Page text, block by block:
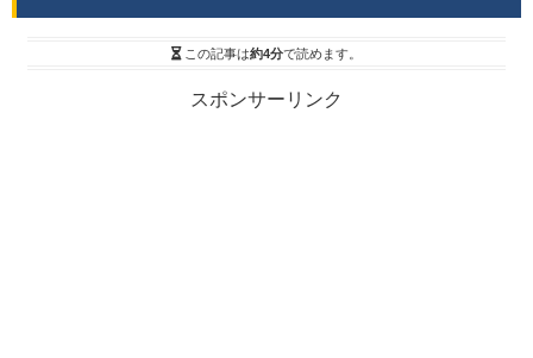
この記事は約4分で読めます。
スポンサーリンク